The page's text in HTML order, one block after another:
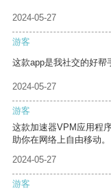
2024-05-27
游客
这款app是我社交的好帮
2024-05-27
游客
这款加速器VPM应用程
助你在网络上自由移动。
2024-05-27
游客